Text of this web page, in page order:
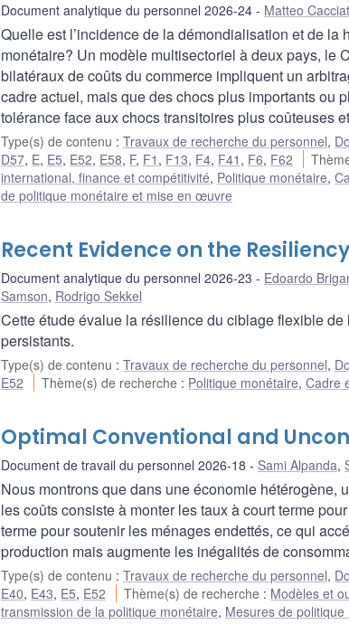
Document analytique du personnel 2026-24 Matteo
Quelle est l’incidence de la démondialisation et de
monétaire? Un modèle multisectoriel à deux pays, le
bilatéraux de coûts du commerce impliquent un
cadre actuel, mais que des chocs plus importants ou
tolérance face aux chocs transitoires plus coûteuses
Type(s) de contenu : Travaux de recherche du personnel,
D57, E, E5, E52, E58, F, F1 , F13, F4, F41 , F6, F62
international, finance et compétitivité, Politique monétaire,
de politique monétaire et mise en œuvre
Recent Evidence on the
Document analytique du personnel 2026-23 Edoardo
Samson, Rodrigo Sekkel
Cette étude évalue la résilience du ciblage flexible de
persistants.
Type(s) de contenu : Travaux de recherche du personnel,
E52
Thème(s) de recherche : Politique monétaire,Cadre
Optimal Conventional and
Document de travail du personnel 2026-18 Sami Alpanda,
Nous montrons que dans une économie hétérogène,
les coûts consiste à monter les taux à court terme
terme pour soutenir les ménages endettés, ce qui
production mais augmente les inégalités de
Type(s) de contenu : Travaux de recherche du personnel,
E40, E43, E5, E52 Thème(s) de recherche : Modèles et
transmission de la politique monétaire, Mesures de